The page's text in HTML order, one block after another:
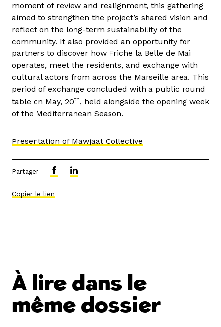
moment of review and realignment, this gathering
aimed to strengthen the project’s shared vision and
reflect on the long-term sustainability of the
community. It also provided an opportunity for
partners to discover how Friche la Belle de Mai
operates, meet the residents, and exchange with
cultural actors from across the Marseille area. This
period of exchange concluded with a public round
table on May, 20th, held alongside the opening week
of the Mediterranean Season.
Presentation of Mawjaat Collective
Partager
Copier le lien
À lire dans le
même dossier